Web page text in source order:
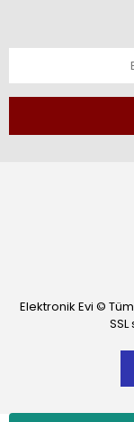
Elektronik Evi ©